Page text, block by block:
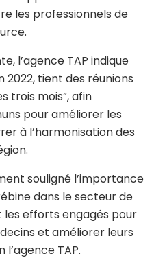
les professionnels de
l’agence TAP indique
2022, tient des réunions
trois mois”, afin
pour améliorer les
à l’harmonisation des
souligné l’importance
dans le secteur de
efforts engagés pour
et améliorer leurs
l’agence TAP.